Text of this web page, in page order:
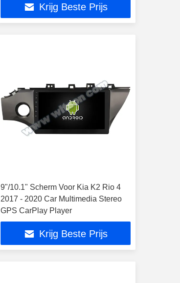
CarPlay
Krijg Beste Prijs
9"/10.1" Scherm Voor Kia K2 Rio 4
2017 - 2020 Car Multimedia Stereo
GPS CarPlay Player
Krijg Beste Prijs